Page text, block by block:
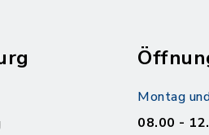
Montag
08.00 -